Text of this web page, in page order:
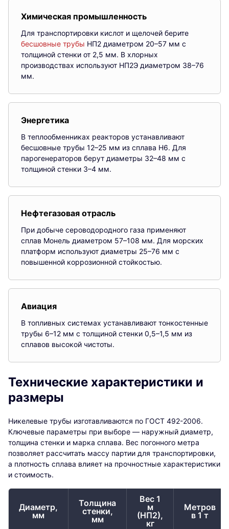
Химическая промышленность
Для транспортировки кислот и щелочей берите
бесшовные трубы НП2 диаметром 20–57 мм с
толщиной стенки от 2,5 мм. В хлорных
производствах используют НП2Э диаметром 38–76
мм.
Энергетика
В теплообменниках реакторов устанавливают
бесшовные трубы 12–25 мм из сплава Н6. Для
парогенераторов берут диаметры 32–48 мм с
толщиной стенки 3–4 мм.
Нефтегазовая отрасль
При добыче сероводородного газа применяют
сплав Монель диаметром 57–108 мм. Для морских
платформ используют диаметры 25–76 мм с
повышенной коррозионной стойкостью.
Авиация
В топливных системах устанавливают тонкостенные
трубы 6–12 мм с толщиной стенки 0,5–1,5 мм из
сплавов высокой чистоты.
Технические характеристики и
размеры
Никелевые трубы изготавливаются по ГОСТ 492-2006.
Ключевые параметры при выборе — наружный диаметр,
толщина стенки и марка сплава. Вес погонного метра
позволяет рассчитать массу партии для транспортировки,
а плотность сплава влияет на прочностные характеристики
и стоимость.
Диаметр,
мм
Толщина
стенки,
мм
Вес 1
м
(НП2),
кг
Метров
в 1 т